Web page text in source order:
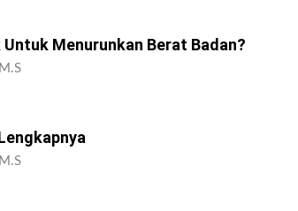
Menurunkan Berat Badan?